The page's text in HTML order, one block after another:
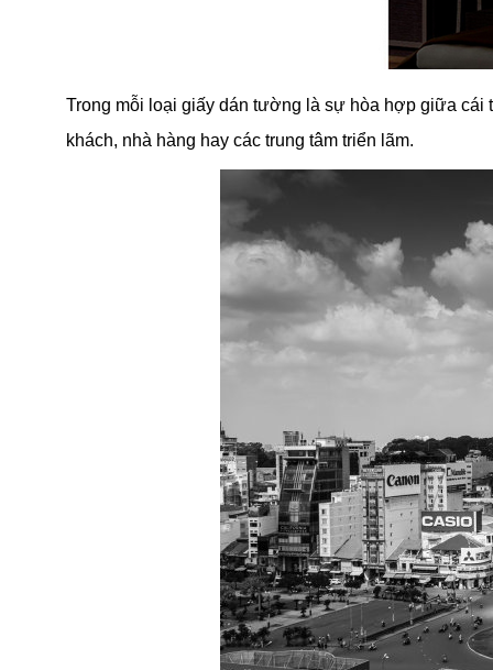
Trong mỗi loại giấy dán tường là sự hòa hợp giữa cái
khách, nhà hàng hay các trung tâm triển lãm.